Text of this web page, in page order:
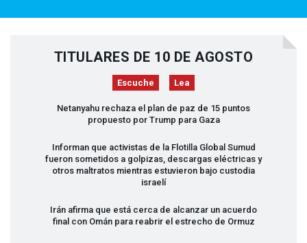
TITULARES DE 10 DE AGOSTO
Escuche Lea
Netanyahu rechaza el plan de paz de 15 puntos
propuesto por Trump para Gaza
Informan que activistas de la Flotilla Global Sumud
fueron sometidos a golpizas, descargas eléctricas y
otros maltratos mientras estuvieron bajo custodia
israelí
Irán afirma que está cerca de alcanzar un acuerdo
final con Omán para reabrir el estrecho de Ormuz